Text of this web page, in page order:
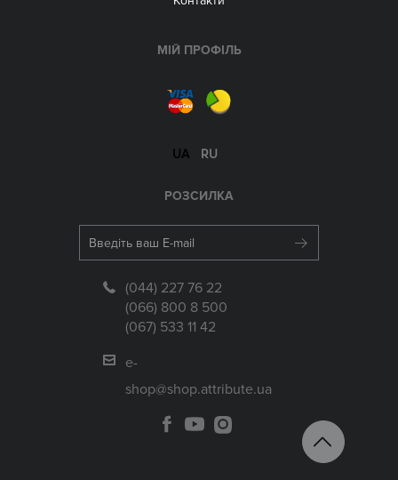
МІЙ ПРОФІЛЬ
UA RU
РОЗСИЛКА
(044) 227 76 22
(066) 800 8 500
(067) 533 11 42
e-
shop@shop.attribute.ua